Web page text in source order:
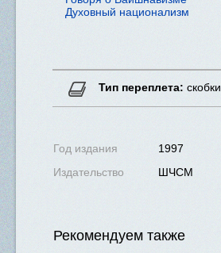
Духовный национализм
Тип переплета: скобки
Год издания
1997
Издательство
ШЧСМ
Рекомендуем также